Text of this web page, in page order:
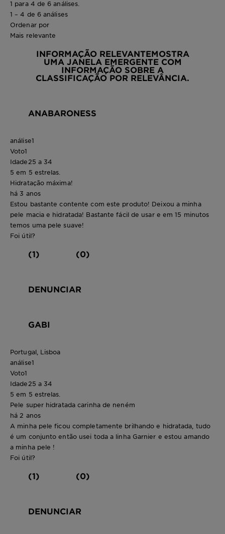
1 para 4 de 6 análises.
1 – 4 de 6 análises
Ordenar por
Mais relevante
INFORMAÇÃO RELEVANTEMOSTRA
UMA JANELA EMERGENTE COM
INFORMAÇÃO SOBRE A
CLASSIFICAÇÃO POR RELEVÂNCIA.
ANABARONESS
análise1
Voto1
Idade25 a 34
5 em 5 estrelas.
Hidratação máxima!
há 3 anos
Estou bastante contente com este produto! Deixou a minha
pele macia e hidratada! Bastante fácil de usar e em 15 minutos
temos uma pele suave!
Foi útil?
(1) (0)
DENUNCIAR
GABI
Portugal, Lisboa
análise1
Voto1
Idade25 a 34
5 em 5 estrelas.
Pele super hidratada carinha de neném
há 2 anos
A minha pele ficou completamente brilhando e hidratada, tudo
é um conjunto então usei toda a linha Garnier e estou amando
a minha pele !
Foi útil?
(1) (0)
DENUNCIAR